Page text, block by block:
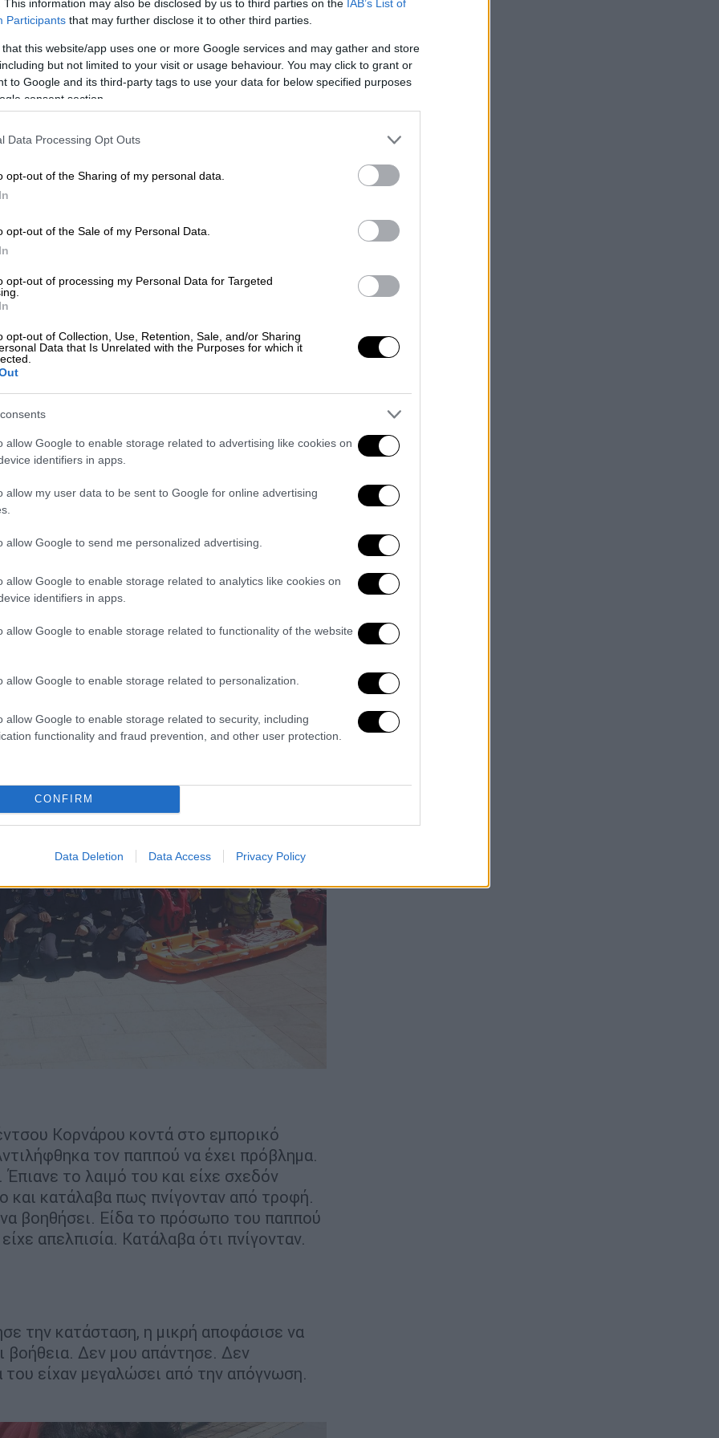
This information may also be disclosed by us to third parties on the IAB’s List of
Participants that may further disclose it to other third parties.
that this website/app uses one or more Google services and may gather and store
but not limited to your visit or usage behaviour. You may click to grant or
to Google and its third-party tags to use your data for below specified purposes
consent section.
Data Processing Opt Outs
opt-out of the Sharing of my personal data.
opt-out of the Sale of my Personal Data.
opt-out of processing my Personal Data for Targeted
opt-out of Collection, Use, Retention, Sale, and/or Sharing
Data that Is Unrelated with the Purposes for which it
allow Google to enable storage related to advertising like cookies on
identifiers in apps.
allow my user data to be sent to Google for online advertising
allow Google to send me personalized advertising.
allow Google to enable storage related to analytics like cookies on
identifiers in apps.
allow Google to enable storage related to functionality of the website
allow Google to enable storage related to personalization.
allow Google to enable storage related to security, including
functionality and fraud prevention, and other user protection.
CONFIRM
Data Deletion Data Access Privacy Policy
της για το Πάσχα. Έπειτα από λίγη ώρα
ικανοποίηση και μου είπε το
γλίτωσε ηλικιωμένο από πνιγμό!
γλίτωσε ηλικιωμένο από πνιγμό!
περήφανη αλλά ένιωσα και μία
δεν την έχουν όλα τα παιδιά»,
Λελεκάκη, που είναι και η ίδια
όλα τα σεμινάρια διάσωσης
δράσης της μητέρας της.
Κορνάρου κοντά στο εμπορικό
τον παππού να έχει πρόβλημα.
το λαιμό του και είχε σχεδόν
και κατάλαβα πως πνίγονταν από τροφή.
βοηθήσει. Είδα το πρόσωπο του παππού
απελπισία. Κατάλαβα ότι πνίγονταν.
την κατάσταση, η μικρή αποφάσισε να
βοήθεια. Δεν μου απάντησε. Δεν
του είχαν μεγαλώσει από την απόγνωση.